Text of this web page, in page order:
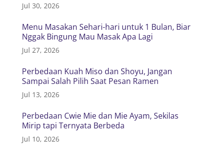
Jul 30, 2026
Menu Masakan Sehari-hari untuk 1 Bulan, Biar
Nggak Bingung Mau Masak Apa Lagi
Jul 27, 2026
Perbedaan Kuah Miso dan Shoyu, Jangan
Sampai Salah Pilih Saat Pesan Ramen
Jul 13, 2026
Perbedaan Cwie Mie dan Mie Ayam, Sekilas
Mirip tapi Ternyata Berbeda
Jul 10, 2026